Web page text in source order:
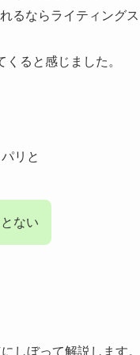
るならライティング
ると感じました。
リと
ない
しぼって解説します。